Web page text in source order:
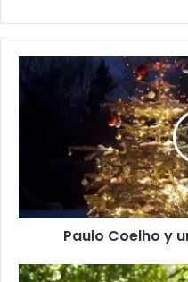
Paulo Coelho y